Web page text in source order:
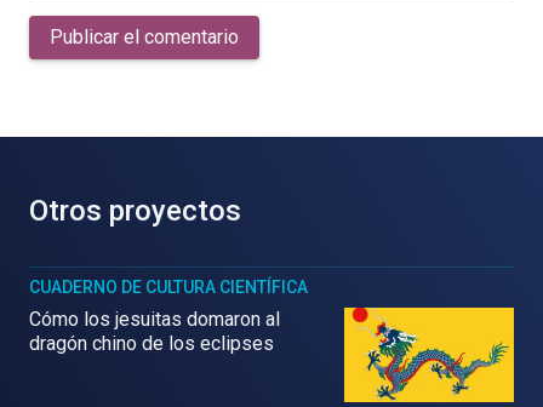
Publicar el comentario
Otros proyectos
CUADERNO DE CULTURA CIENTÍFICA
Cómo los jesuitas domaron al
dragón chino de los eclipses